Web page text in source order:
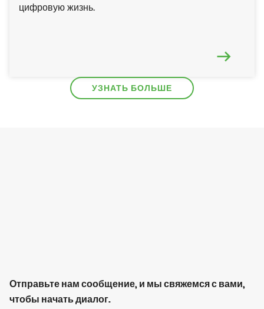
цифровую жизнь.
УЗНАТЬ БОЛЬШЕ
Отправьте нам сообщение, и мы свяжемся с вами,
чтобы начать диалог.